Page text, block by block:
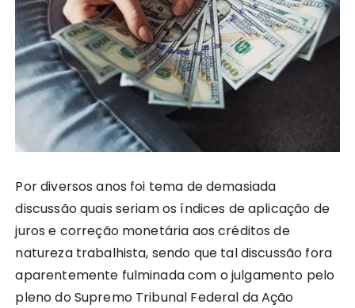
Por diversos anos foi tema de demasiada
discussão quais seriam os índices de aplicação de
juros e correção monetária aos créditos de
natureza trabalhista, sendo que tal discussão fora
aparentemente fulminada com o julgamento pelo
pleno do Supremo Tribunal Federal da Ação